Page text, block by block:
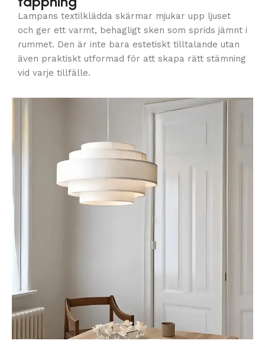
Lampans textilklädda skärmar mjukar upp ljuset
och ger ett varmt, behagligt sken som sprids jämnt i
rummet. Den är inte bara estetiskt tilltalande utan
även praktiskt utformad för att skapa rätt stämning
vid varje tillfälle.